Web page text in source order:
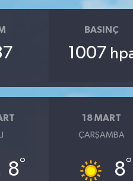
BASINÇ
1007
8°
18 MART
ÇARŞAMBA
8°